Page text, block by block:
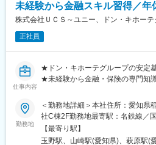
はありません。
・部門予算・個人目標の設定はあ
■教育体制：
基本的にはOJTにて現場先輩社員
ため、ご安心ください。
■特徴：
ループの新たな収益の柱として金
ションを一手に担っています。第
の大きな市場で従業員一人一人が
して業務にあたっています。激変
未経験から金融スキル習得／年
株式会社ＵＣＳ～ユニー、ドン・キホーテ
正社員
仕事内容
★ドン・キホーテグループの安定
★未経験から金融・保険の専門知
★残業月10～20h／年間休日120
■募集背景／応募者へのメッセージ
当社はドン・キホーテやアピタな
勤務地
＜勤務地詳細＞本社住所：愛知県
社C棟2F勤務地最寄駅：名鉄線／
面禁煙変更の範囲：会社の定める
【最寄り駅】
玉野駅、山崎駅(愛知県)、萩原駅(